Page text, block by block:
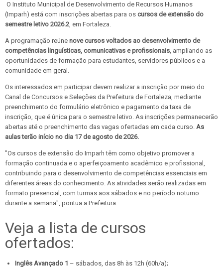
O Instituto Municipal de Desenvolvimento de Recursos Humanos
(Imparh) está com inscrições abertas para os cursos de extensão do
semestre letivo 2026.2, em Fortaleza.
A programação reúne nove cursos voltados ao desenvolvimento de
competências linguísticas, comunicativas e profissionais, ampliando as
oportunidades de formação para estudantes, servidores públicos e a
comunidade em geral.
Os interessados em participar devem realizar a inscrição por meio do
Canal de Concursos e Seleções da Prefeitura de Fortaleza, mediante
preenchimento do formulário eletrônico e pagamento da taxa de
inscrição, que é única para o semestre letivo. As inscrições permanecerão
abertas até o preenchimento das vagas ofertadas em cada curso. As
aulas terão início no dia 17 de agosto de 2026.
"Os cursos de extensão do Imparh têm como objetivo promover a
formação continuada e o aperfeiçoamento acadêmico e profissional,
contribuindo para o desenvolvimento de competências essenciais em
diferentes áreas do conhecimento. As atividades serão realizadas em
formato presencial, com turmas aos sábados e no período noturno
durante a semana", pontua a Prefeitura.
Veja a lista de cursos
ofertados:
Inglês Avançado 1 – sábados, das 8h às 12h (60h/a);